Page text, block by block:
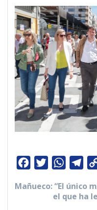
c
i
W
a
t
l
Mañueco: “El único
el que ha